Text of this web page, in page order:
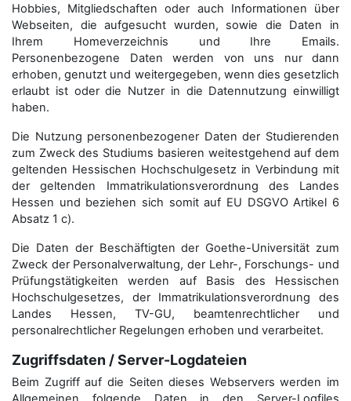
Hobbies, Mitgliedschaften oder auch Informationen über
Webseiten, die aufgesucht wurden, sowie die Daten in
Ihrem Homeverzeichnis und Ihre Emails.
Personenbezogene Daten werden von uns nur dann
erhoben, genutzt und weitergegeben, wenn dies gesetzlich
erlaubt ist oder die Nutzer in die Datennutzung einwilligt
haben.
Die Nutzung personenbezogener Daten der Studierenden
zum Zweck des Studiums basieren weitestgehend auf dem
geltenden Hessischen Hochschulgesetz in Verbindung mit
der geltenden Immatrikulationsverordnung des Landes
Hessen und beziehen sich somit auf EU DSGVO Artikel 6
Absatz 1 c).
Die Daten der Beschäftigten der Goethe-Universität zum
Zweck der Personal­verwaltung, der Lehr-, Forschungs- und
Prüfungstätigkeiten werden auf Basis des Hessischen
Hochschulgesetzes, der Immatrikulations­verordnung des
Landes Hessen, TV-GU, beamtenrechtlicher und
personalrechtlicher Regelungen erhoben und verarbeitet.
Zugriffsdaten / Server-Logdateien
Beim Zugriff auf die Seiten dieses Webservers werden im